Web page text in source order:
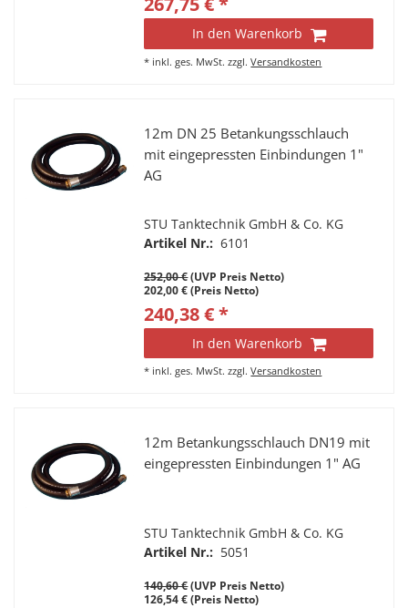
In den Warenkorb
* inkl. ges. MwSt. zzgl.Versandkosten
12m DN 25 Betankungsschlauch
mit eingepressten Einbindungen 1"
AG
STU Tanktechnik GmbH & Co. KG
Artikel Nr.: 6101
252,00 €(UVP Preis Netto)
202,00 € (Preis Netto)
240,38 € *
In den Warenkorb
* inkl. ges. MwSt. zzgl.Versandkosten
12m Betankungsschlauch DN19 mit
eingepressten Einbindungen 1" AG
STU Tanktechnik GmbH & Co. KG
Artikel Nr.: 5051
140,60 €(UVP Preis Netto)
126,54 € (Preis Netto)